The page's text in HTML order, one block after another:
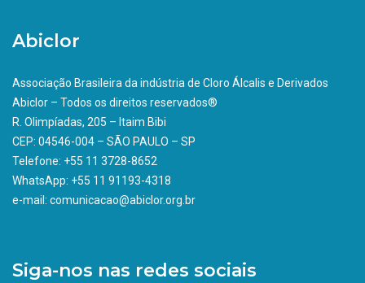
Abiclor
Associação Brasileira da indústria de Cloro Álcalis e Derivados
Abiclor – Todos os direitos reservados®
R. Olimpíadas, 205 – Itaim Bibi
CEP: 04546-004 – SÃO PAULO – SP
Telefone: +55 11 3728-8652
WhatsApp: +55 11 91193-4318
e-mail: comunicacao@abiclor.org.br
Siga-nos nas redes sociais